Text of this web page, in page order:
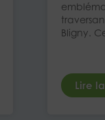
Bligny.
Lire